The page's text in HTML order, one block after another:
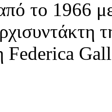
το 1966
Federica